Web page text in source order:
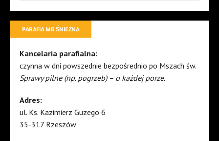
PARAFIA MB ŚNIEŻNA
Kancelaria parafialna:
czynna w dni powszednie bezpośrednio po Mszach św.
Sprawy pilne (np. pogrzeb) – o każdej porze.
Adres:
ul. Ks. Kazimierz Guzego 6
35-317 Rzeszów